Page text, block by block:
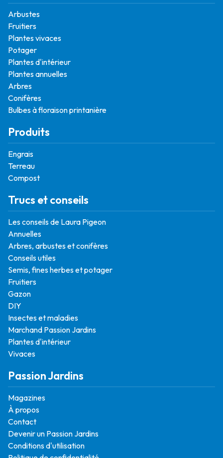
Arbustes
Fruitiers
Plantes vivaces
Potager
Plantes d'intérieur
Plantes annuelles
Arbres
Conifères
Bulbes à floraison printanière
Produits
Engrais
Terreau
Compost
Trucs et conseils
Les conseils de Laura Pigeon
Annuelles
Arbres, arbustes et conifères
Conseils utiles
Semis, fines herbes et potager
Fruitiers
Gazon
DIY
Insectes et maladies
Marchand Passion Jardins
Plantes d'intérieur
Vivaces
Passion Jardins
Magazines
À propos
Contact
Devenir un Passion Jardins
Conditions d'utilisation